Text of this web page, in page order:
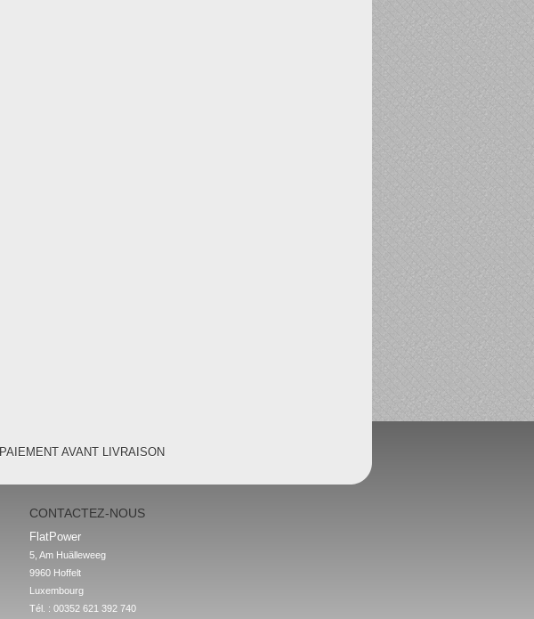
PAIEMENT AVANT LIVRAISON
CONTACTEZ-NOUS
FlatPower
5, Am Huälleweeg
9960 Hoffelt
Luxembourg
Tél. : 00352 621 392 740